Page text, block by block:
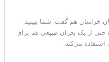
مذاکرات در باره تنگه هرمز خبر داد
علیه رژیم ایران ادامه
خراسان هم گفت: شما ببینید
از یک بحران طبیعی هم برای
استفاده می‌کند.